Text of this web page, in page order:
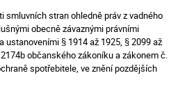
smluvních stran ohledně práv z vadného
obecně závaznými právními
ustanoveními § 1914 až 1925, § 2099 až
občanského zákoníku a zákonem č.
spotřebitele, ve znění pozdějších